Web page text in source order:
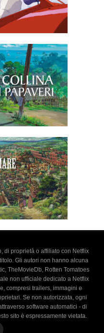
di proprietà o affiliato con Netflix
Gli autori non hanno alcuna
TheMovieDb, Rotten Tomatoes
non ufficiale dedicato a Netflix
compresi trailers, immagini e
Se non autorizzata, ogni
software automatici - di
sito è espressamente vietata.